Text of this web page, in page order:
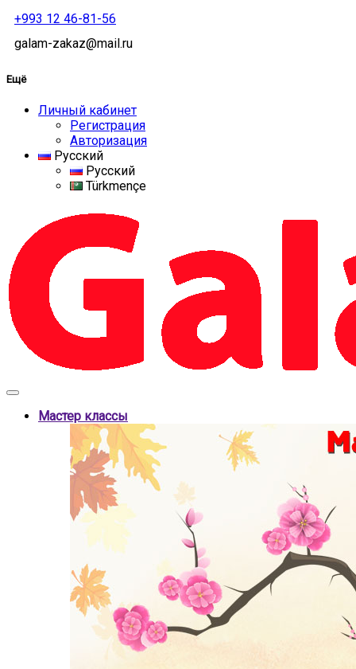
+993 12 46-81-56
galam-zakaz@mail.ru
Ещё
Личный кабинет
Регистрация
Авторизация
Русский
Русский
Türkmençe
Мастер классы